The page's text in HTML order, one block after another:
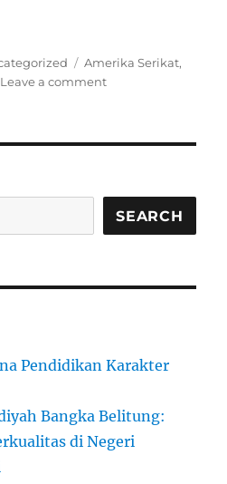
Tags
Amerika Serikat,
Leave a commenton
Serikat
SEARCH
Pendidikan Karakter
Bangka Belitung:
di Negeri